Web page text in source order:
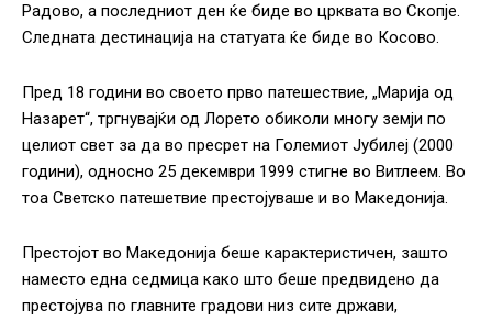
Радово, а последниот ден ќе биде во црквата во Скопје.
Следната дестинација на статуата ќе биде во Косово.
Пред 18 години во своето прво патешествие, „Марија од
Назарет“, тргнувајќи од Лорето обиколи многу земји по
целиот свет за да во пресрет на Големиот Јубилеј (2000
години), односно 25 декември 1999 стигне во Витлеем. Во
тоа Светско патешетвие престојуваше и во Македонија.
Престојот во Македонија беше карактеристичен, зашто
наместо една седмица како што беше предвидено да
престојува по главните градови низ сите држави,